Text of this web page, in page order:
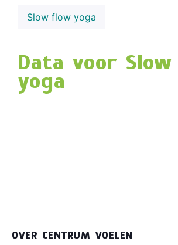
Slow flow yoga
Data voor
yoga
OVER CENTRUM VOELEN